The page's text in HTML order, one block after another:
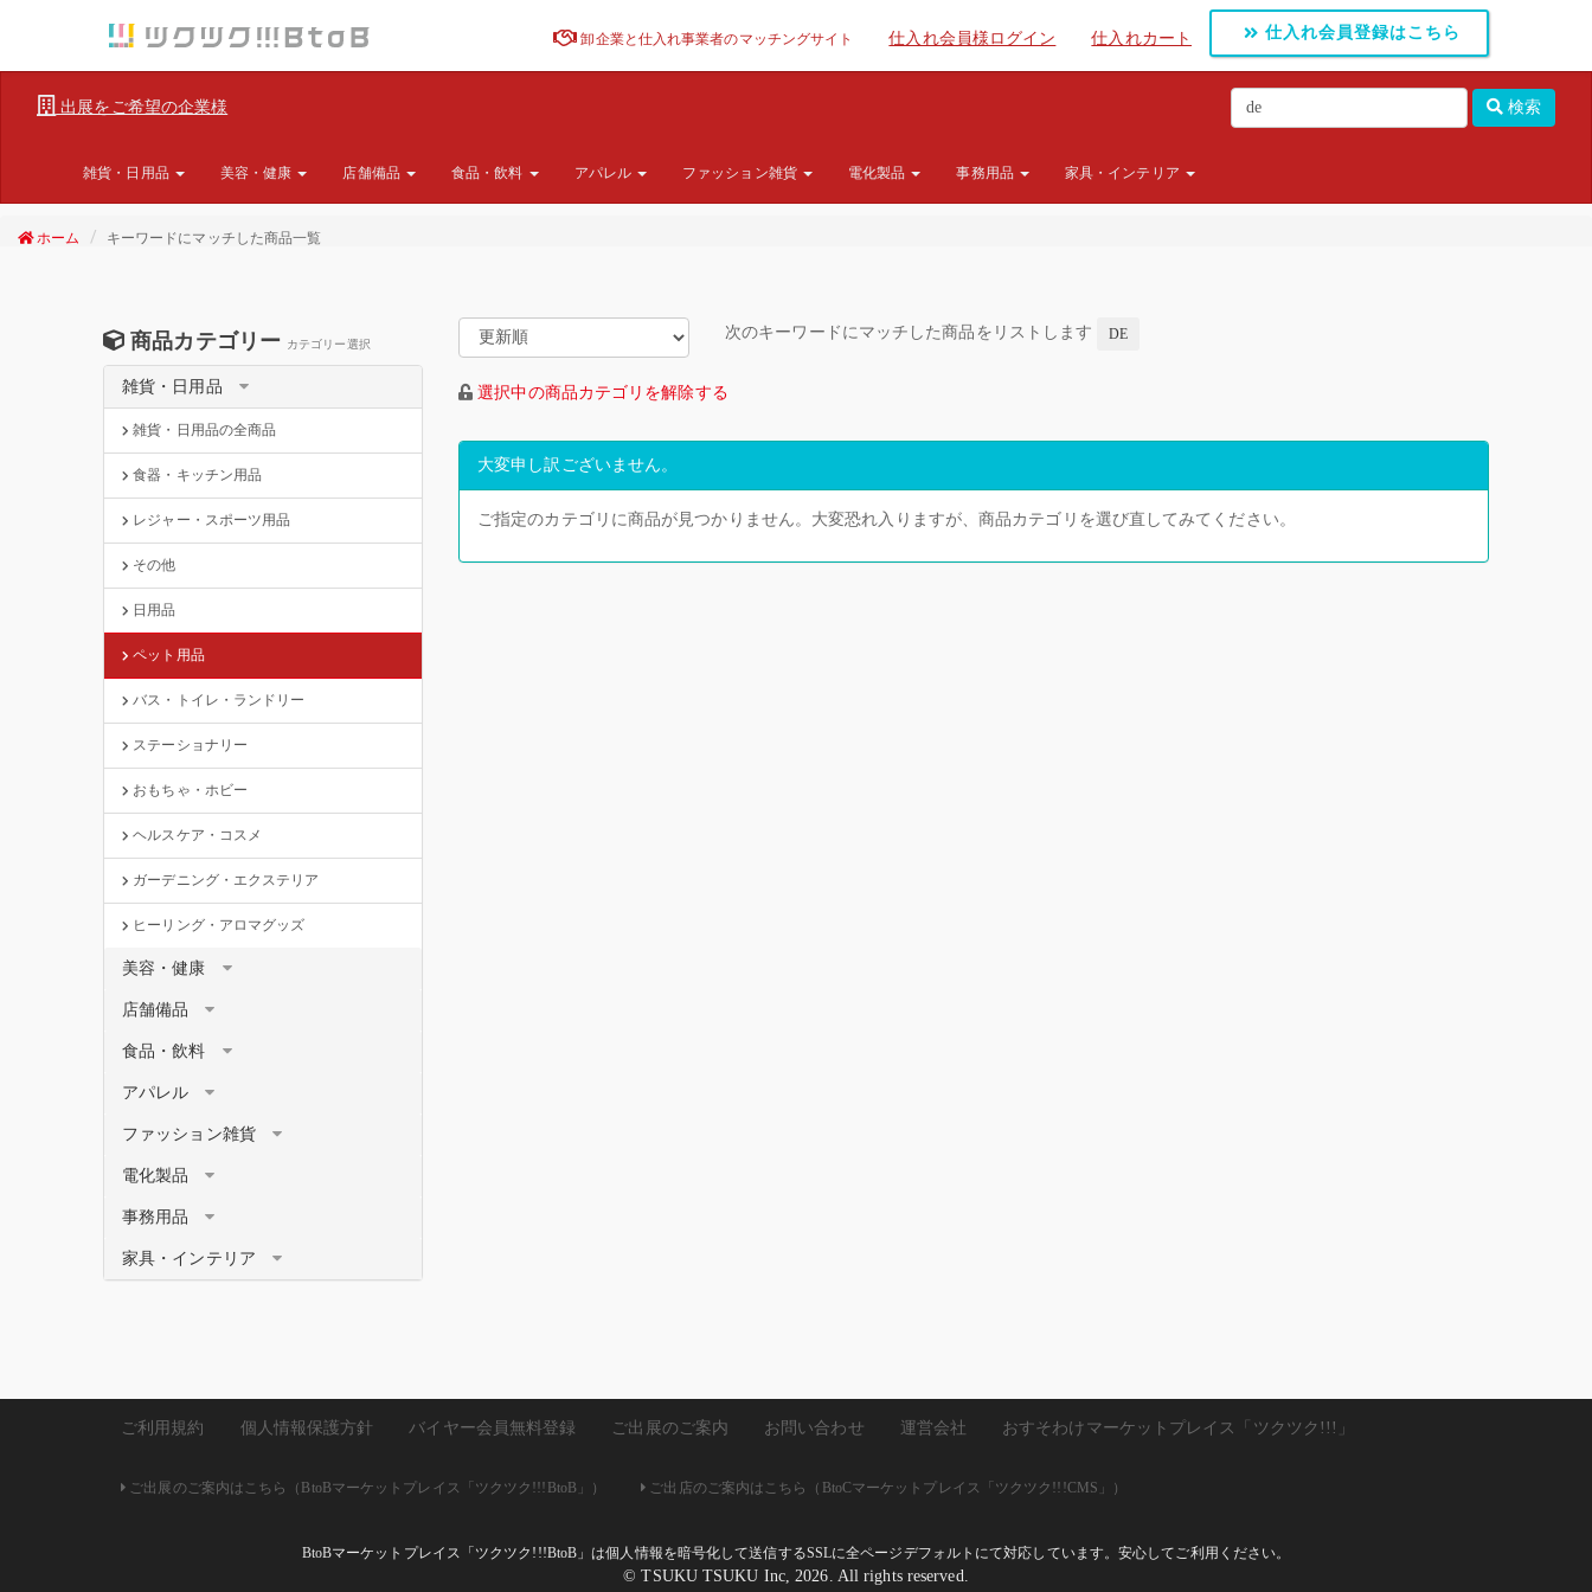
卸企業と仕入れ事業者のマッチングサイト 仕入れ会員様ログイン 仕入れカート 仕入れ会員登録はこちら
出展をご希望の企業様 検索
雑貨・日用品 美容・健康 店舗備品 食品・飲料 アパレル ファッション雑貨 電化製品 事務用品 家具・インテリア
ホーム キーワードにマッチした商品一覧
商品カテゴリー カテゴリー選択
雑貨・日用品
雑貨・日用品の全商品
食器・キッチン用品
レジャー・スポーツ用品
その他
日用品
ペット用品
バス・トイレ・ランドリー
ステーショナリー
おもちゃ・ホビー
ヘルスケア・コスメ
ガーデニング・エクステリア
ヒーリング・アロマグッズ
美容・健康
店舗備品
食品・飲料
アパレル
ファッション雑貨
電化製品
事務用品
家具・インテリア
次のキーワードにマッチした商品をリストします DE
選択中の商品カテゴリを解除する
大変申し訳ございません。
ご指定のカテゴリに商品が見つかりません。大変恐れ入りますが、商品カテゴリを選び直してみてください。
ご利用規約 個人情報保護方針 バイヤー会員無料登録 ご出展のご案内 お問い合わせ 運営会社 おすそわけマーケットプレイス「ツクツク!!!」
ご出展のご案内はこちら（BtoBマーケットプレイス「ツクツク!!!BtoB」） ご出店のご案内はこちら（BtoCマーケットプレイス「ツクツク!!!CMS」）
BtoBマーケットプレイス「ツクツク!!!BtoB」は個人情報を暗号化して送信するSSLに全ページデフォルトにて対応しています。安心してご利用ください。
© TSUKU TSUKU Inc, 2026. All rights reserved.